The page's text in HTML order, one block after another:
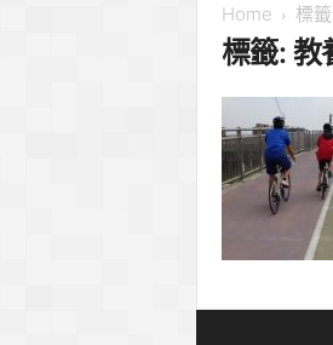
Home 標籤
標籤: 教